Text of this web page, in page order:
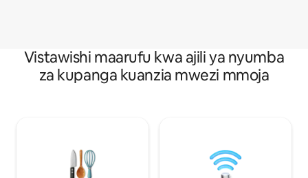
Vistawishi maarufu kwa ajili ya nyumba
za kupanga kuanzia mwezi mmoja